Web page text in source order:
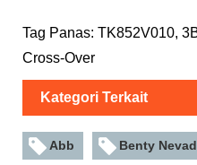
Tag Panas: TK852V010,
Cross-Over
Kategori Terkait
Abb Benty